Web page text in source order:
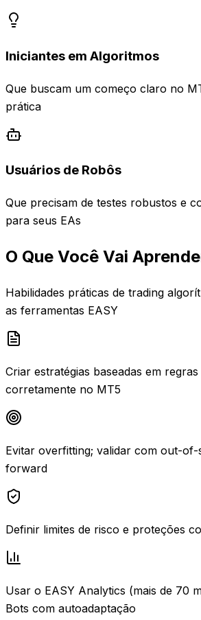
Iniciantes em Algoritmos
Que buscam um começo claro no
prática
Usuários de Robôs
Que precisam de testes robustos e
para seus EAs
O Que Você Vai
Habilidades práticas de trading
as ferramentas EASY
Criar estratégias baseadas em
corretamente no MT5
Evitar overfitting; validar com out-of-
forward
Definir limites de risco e proteções
Usar o EASY Analytics (mais de 70
Bots com autoadaptação